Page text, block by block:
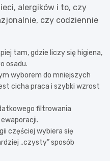
alergików i to, czy
czy codziennie
tam, gdzie liczy się higiena,
osadu.
wyborem do mniejszych
cicha praca i szybki wzrost
filtrowania
częściej wybiera się
„czysty” sposób